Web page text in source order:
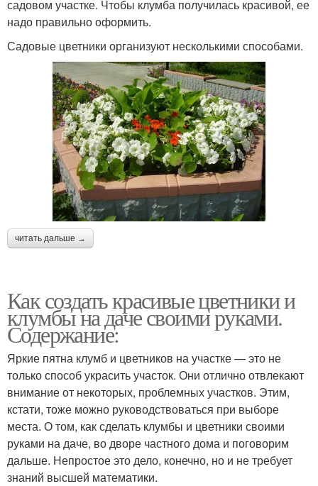
садовом участке. Чтобы клумба получилась красивой, ее
надо правильно оформить.
Садовые цветники организуют несколькими способами.
читать дальше →
Как создать красивые цветники и
клумбы на даче своими руками.
Содержание:
Яркие пятна клумб и цветников на участке — это не
только способ украсить участок. Они отлично отвлекают
внимание от некоторых, проблемных участков. Этим,
кстати, тоже можно руководствоваться при выборе
места. О том, как сделать клумбы и цветники своими
руками на даче, во дворе частного дома и поговорим
дальше. Непростое это дело, конечно, но и не требует
знаний высшей математики.